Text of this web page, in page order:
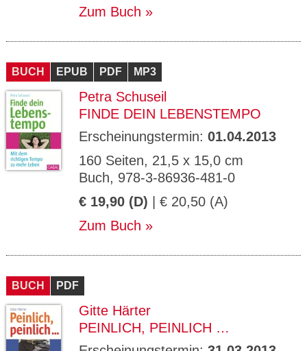
Zum Buch
BUCH EPUB PDF MP3
Petra Schuseil
FINDE DEIN LEBENSTEMPO
Erscheinungstermin: 01.04.2013
160 Seiten, 21,5 x 15,0 cm
Buch, 978-3-86936-481-0
€ 19,90 (D) | € 20,50 (A)
Zum Buch
BUCH PDF
Gitte Härter
PEINLICH, PEINLICH …